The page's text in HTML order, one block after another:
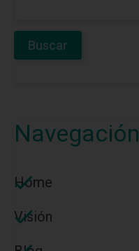
Navegación
Home
Visión